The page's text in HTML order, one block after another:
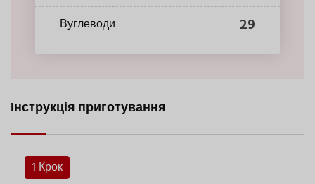
Вуглеводи 29
Інструкція приготування
1 Крок